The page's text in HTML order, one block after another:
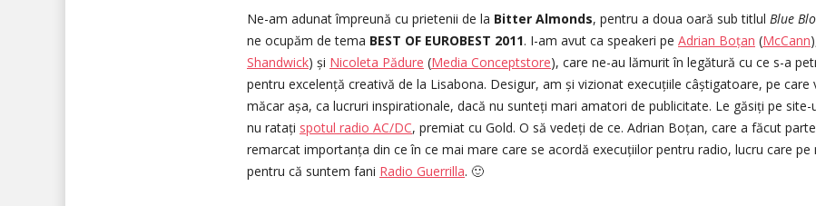
Ne-am adunat împreună cu prietenii de la Bitter Almonds, pentru a doua oară sub titlul Blue
ne ocupăm de tema BEST OF EUROBEST 2011. I-am avut ca speakeri pe Adrian Boțan (McCann
Shandwick) și Nicoleta Pădure (Media Conceptstore), care ne-au lămurit în legătură cu ce s-a
pentru excelență creativă de la Lisabona. Desigur, am și vizionat execuțiile câștigatoare, pe
măcar așa, ca lucruri inspirationale, dacă nu sunteți mari amatori de publicitate. Le găsiți pe site-
nu ratați spotul radio AC/DC, premiat cu Gold. O să vedeți de ce. Adrian Boțan, care a făcut
remarcat importanța din ce în ce mai mare care se acordă execuțiilor pentru radio, lucru care pe
pentru că suntem fani Radio Guerrilla. 🙂